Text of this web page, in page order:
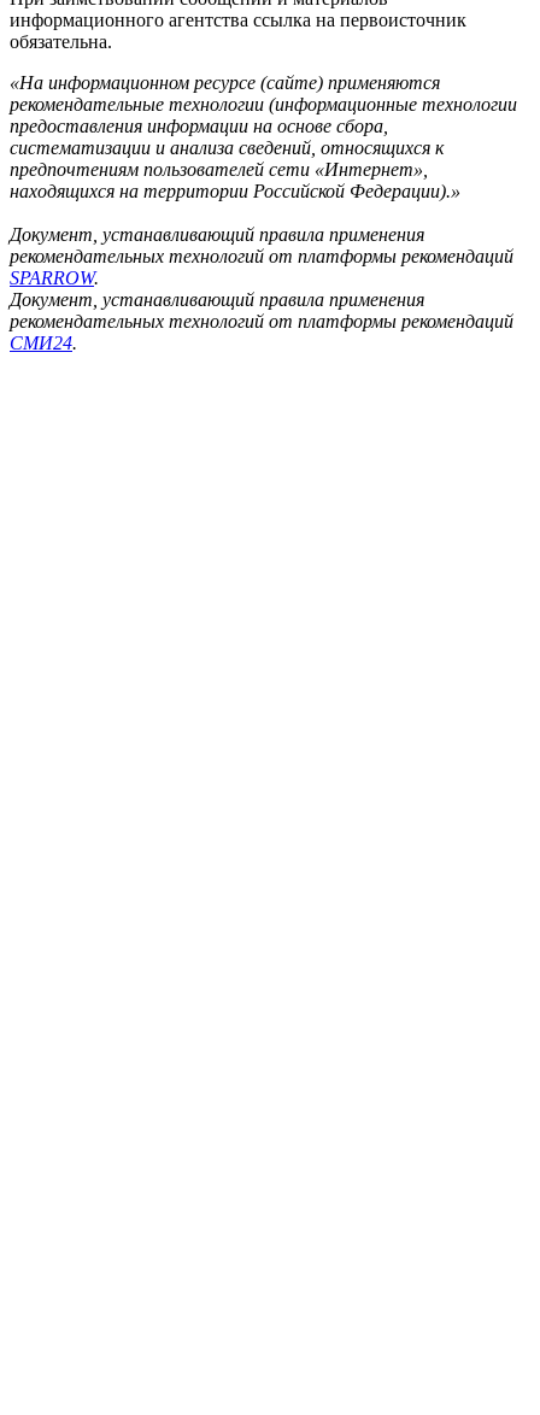
информационного агентства ссылка на первоисточник
обязательна.
«На информационном ресурсе (сайте) применяются
рекомендательные технологии (информационные технологии
предоставления информации на основе сбора,
систематизации и анализа сведений, относящихся к
предпочтениям пользователей сети «Интернет»,
находящихся на территории Российской Федерации).»
Документ, устанавливающий правила применения
рекомендательных технологий от платформы рекомендаций
SPARROW.
Документ, устанавливающий правила применения
рекомендательных технологий от платформы рекомендаций
СМИ24.